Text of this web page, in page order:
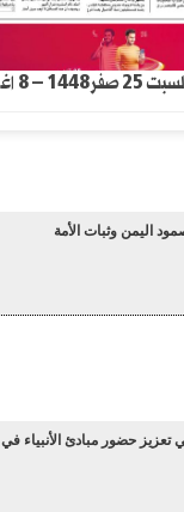
2026
اليمن وثبات الأمة
تعزيز حضور مبادئ الأنبياء في